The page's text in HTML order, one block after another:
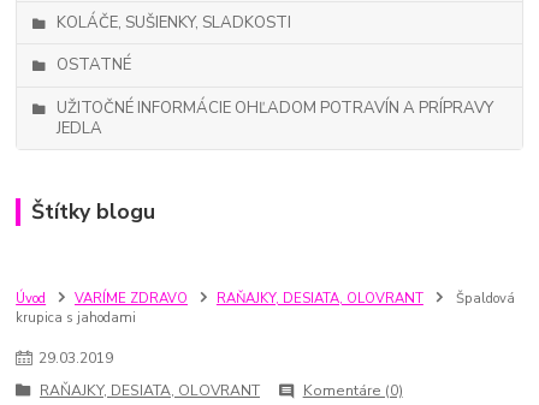
KOLÁČE, SUŠIENKY, SLADKOSTI
OSTATNÉ
UŽITOČNÉ INFORMÁCIE OHĽADOM POTRAVÍN A PRÍPRAVY
JEDLA
Štítky blogu
Úvod VARÍME ZDRAVO RAŇAJKY, DESIATA, OLOVRANT
Špaldová
krupica s jahodami
29.03.2019
RAŇAJKY, DESIATA, OLOVRANT
Komentáre (0)